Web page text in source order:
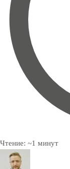
Чтение: ~1 минут